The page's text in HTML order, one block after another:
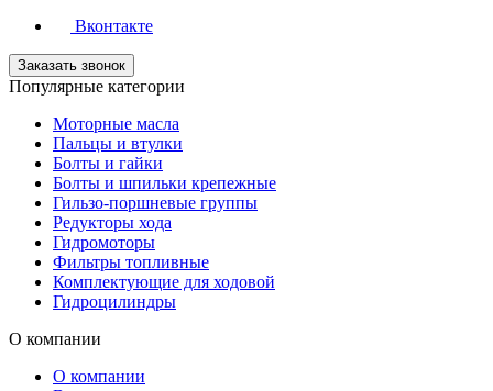
Вконтакте
Заказать звонок
Популярные категории
Моторные масла
Пальцы и втулки
Болты и гайки
Болты и шпильки крепежные
Гильзо-поршневые группы
Редукторы хода
Гидромоторы
Фильтры топливные
Комплектующие для ходовой
Гидроцилиндры
О компании
О компании